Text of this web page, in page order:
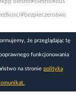
#bezpieczenstwo
że przeglądając tę
funkcjonowania
na stronie polityka